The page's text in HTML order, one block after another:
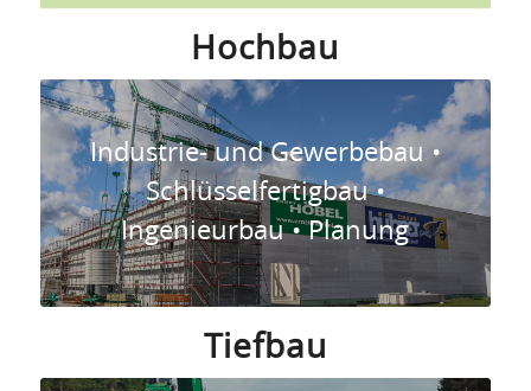
Hochbau
Industrie- und Gewerbebau •
Schlüsselfertigbau •
Ingenieurbau • Planung
Tiefbau